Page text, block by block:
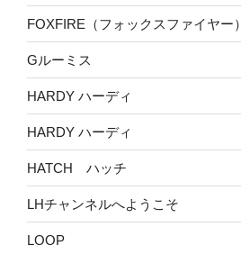
FOXFIRE（フォックスファイヤー）
Gルーミス
HARDY ハーディ
HARDY ハーディ
HATCH ハッチ
LHチャンネルへようこそ
LOOP